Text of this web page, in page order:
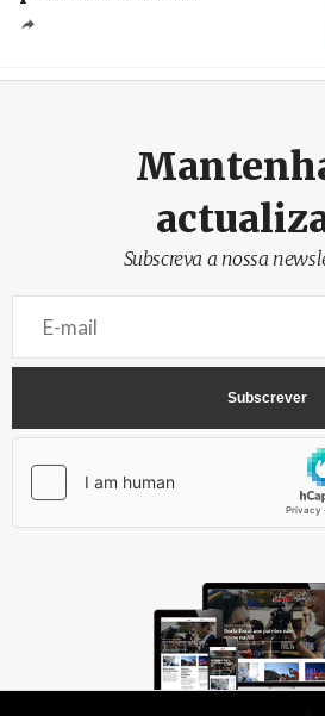
Subscreva a nossa